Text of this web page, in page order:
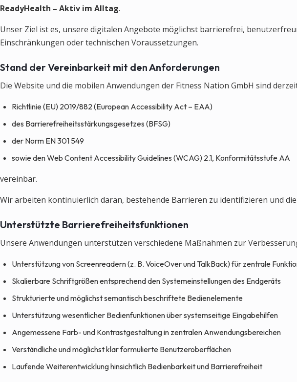
ReadyHealth – Aktiv im Alltag.
Unser Ziel ist es, unsere digitalen Angebote möglichst barrierefrei,
Einschränkungen oder technischen Voraussetzungen.
Stand der Vereinbarkeit mit den Anforderungen
Die Website und die mobilen Anwendungen der Fitness Nation GmbH sind
Richtlinie (EU) 2019/882 (European Accessibility Act – EAA)
des Barrierefreiheitsstärkungsgesetzes (BFSG)
der Norm EN 301 549
sowie den Web Content Accessibility Guidelines (WCAG) 2.1, Konformitätsstufe AA
vereinbar.
Wir arbeiten kontinuierlich daran, bestehende Barrieren zu identifizieren und
Unterstützte Barrierefreiheitsfunktionen
Unsere Anwendungen unterstützen verschiedene Maßnahmen zur
Unterstützung von Screenreadern (z. B. VoiceOver und TalkBack) für zentrale
Skalierbare Schriftgrößen entsprechend den Systemeinstellungen des Endgeräts
Strukturierte und möglichst semantisch beschriftete Bedienelemente
Unterstützung wesentlicher Bedienfunktionen über systemseitige Eingabehilfen
Angemessene Farb- und Kontrastgestaltung in zentralen Anwendungsbereichen
Verständliche und möglichst klar formulierte Benutzeroberflächen
Laufende Weiterentwicklung hinsichtlich Bedienbarkeit und Barrierefreiheit